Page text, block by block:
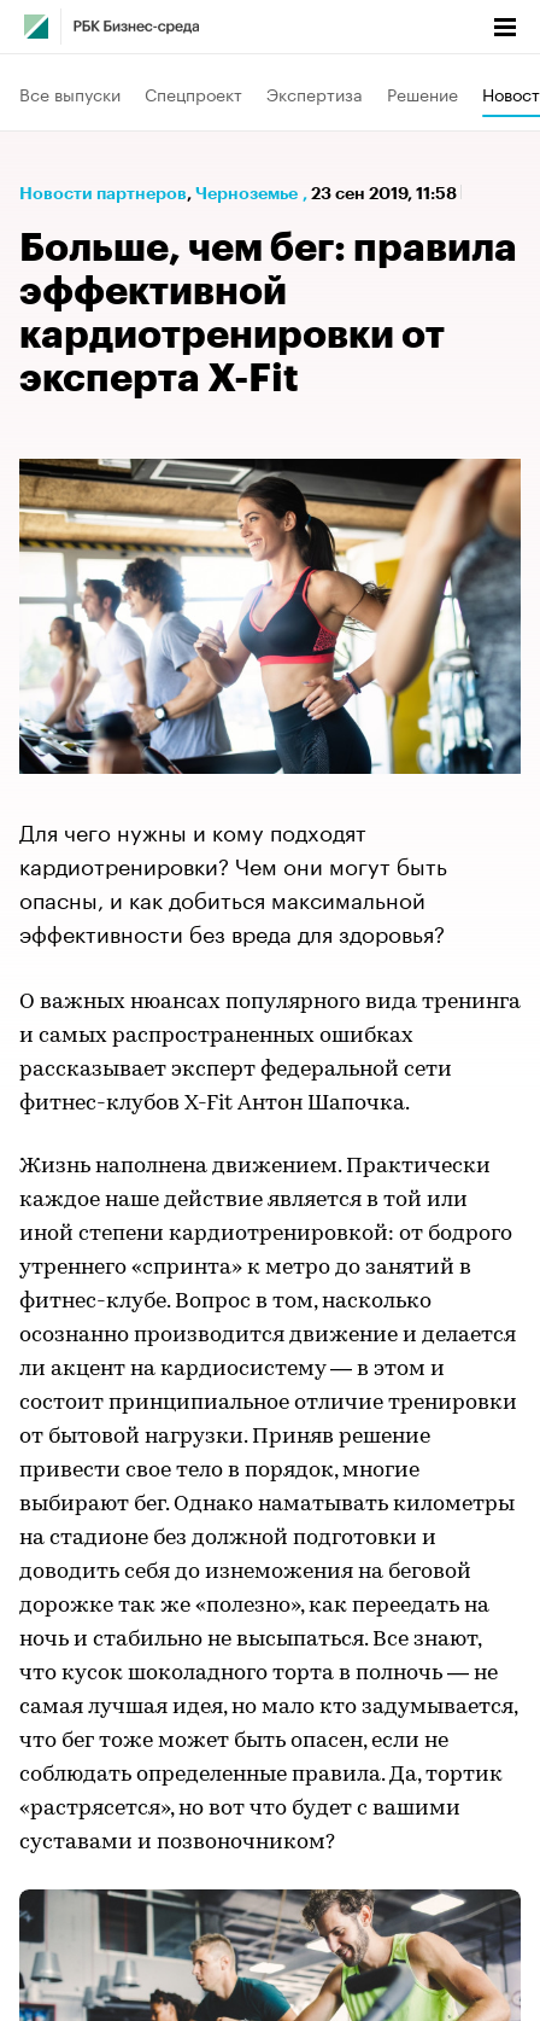
Все выпуски Спецпроект Экспертиза Решение
Новости партнеров⁠, Черноземье , 23 сен 2019, 11:58
Больше, чем бег: правила
эффективной
кардиотренировки от
эксперта X-Fit
Для чего нужны и кому подходят
кардиотренировки? Чем они могут быть
опасны, и как добиться максимальной
эффективности без вреда для здоровья?
О важных нюансах популярного вида тренинга
и самых распространенных ошибках
рассказывает эксперт федеральной сети
фитнес-клубов X-Fit Антон Шапочка.
Жизнь наполнена движением. Практически
каждое наше действие является в той или
иной степени кардиотренировкой: от бодрого
утреннего «спринта» к метро до занятий в
фитнес-клубе. Вопрос в том, насколько
осознанно производится движение и делается
ли акцент на кардиосистему — в этом и
состоит принципиальное отличие тренировки
от бытовой нагрузки. Приняв решение
привести свое тело в порядок, многие
выбирают бег. Однако наматывать километры
на стадионе без должной подготовки и
доводить себя до изнеможения на беговой
дорожке так же «полезно», как переедать на
ночь и стабильно не высыпаться. Все знают,
что кусок шоколадного торта в полночь — не
самая лучшая идея, но мало кто задумывается,
что бег тоже может быть опасен, если не
соблюдать определенные правила. Да, тортик
«растрясется», но вот что будет с вашими
суставами и позвоночником?